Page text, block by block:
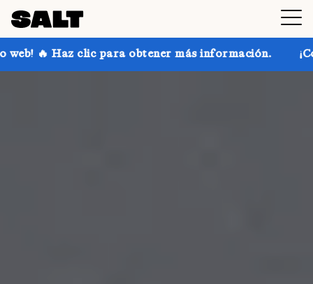
obtener más información. ¡Consigue hasta un 30